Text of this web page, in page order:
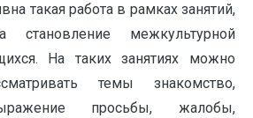
такая работа в рамках занятий,
становление межкультурной
На таких занятиях можно
темы знакомство,
просьбы, жалобы,